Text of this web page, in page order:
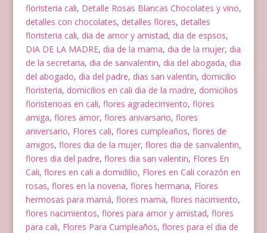
floristeria cali, Detalle Rosas Blancas Chocolates y vino,
detalles con chocolates, detalles flores, detalles
floristeria cali, dia de amor y amistad, dia de espsos,
DIA DE LA MADRE, dia de la mama, dia de la mujer, dia
de la secretaria, dia de sanvalentin, dia del abogada, dia
del abogado, dia del padre, dias san valentin, domicilio
floristeria, domicilios en cali dia de la madre, domicilios
floristerioas en cali, flores agradecimiento, flores
amiga, flores amor, flores anivarsario, flores
aniversario, Flores cali, flores cumpleaños, flores de
amigos, flores dia de la mujer, flores dia de sanvalentin,
flores dia del padre, flores dia san valentin, Flores En
Cali, flores en cali a domidilio, Flores en Cali corazón en
rosas, flores en la novena, flores hermana, Flores
hermosas para mamá, flores mama, flores nacimiento,
flores nacimientos, flores para amor y amistad, flores
para cali, Flores Para Cumpleaños, flores para el dia de